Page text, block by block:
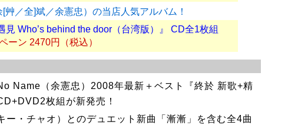
艸／全]斌／余憲忠）の当店人気アルバム！
見 Who’s behind the door（台湾版）』 CD全1枚組
ーン 2470円（税込）
Name（余憲忠）2008年最新＋ベスト『終於 新歌+精
枚組が新発売！
ー・チャオ）とのデュエット新曲「漸漸」を含む全4曲